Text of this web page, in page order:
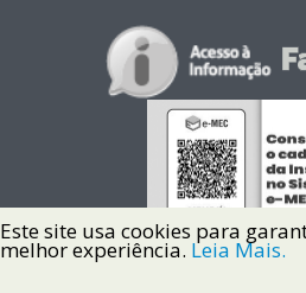
Este site usa cookies para
melhor experiência. Leia Mais.